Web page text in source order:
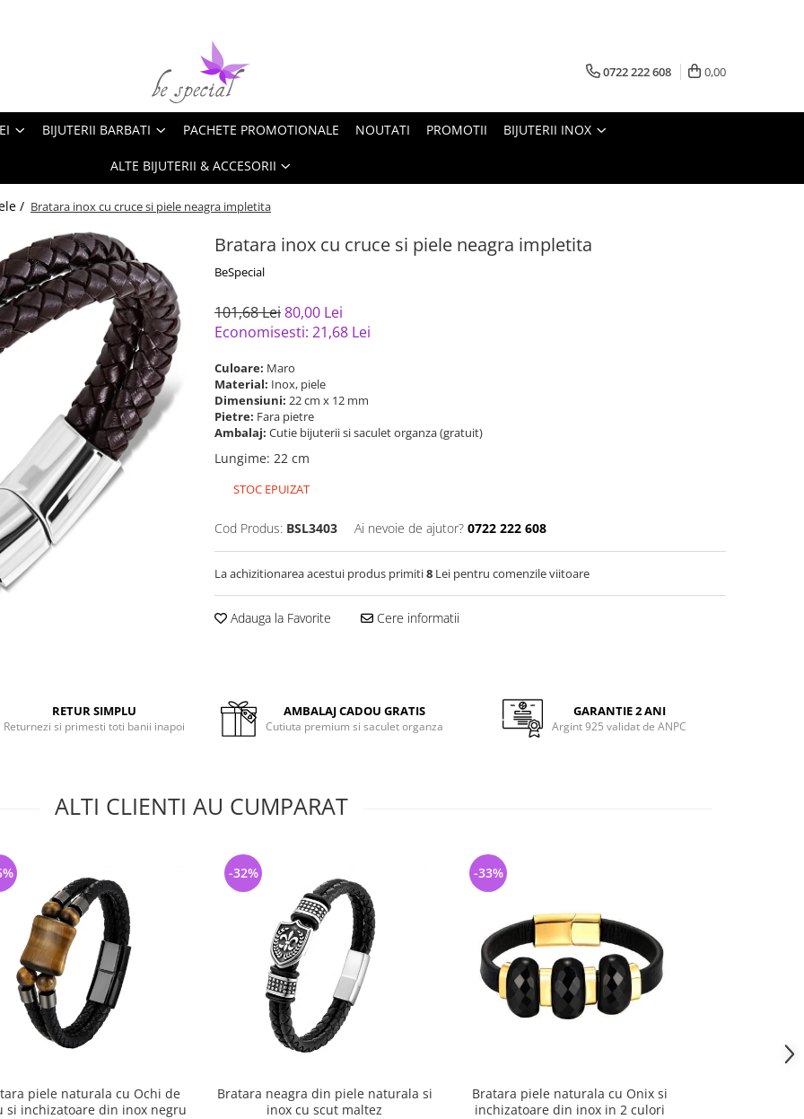
0722 222 608 0,00
BIJUTERII BARBATI PACHETE PROMOTIONALE NOUTATI PROMOTII BIJUTERII INOX
ALTE BIJUTERII & ACCESORII
/ Bratara inox cu cruce si piele neagra impletita
Bratara inox cu cruce si piele neagra impletita
BeSpecial
101,68 Lei80,00 Lei
Economisesti: 21,68 Lei
Culoare: Maro
Material: Inox, piele
Dimensiuni: 22 cm x 12 mm
Pietre: Fara pietre
Ambalaj: Cutie bijuterii si saculet organza (gratuit)
Lungime: 22 cm
STOC EPUIZAT
Cod Produs: BSL3403 Ai nevoie de ajutor? 0722 222 608
La achizitionarea acestui produs primiti8 Lei pentru comenzile viitoare
Adauga la Favorite Cere informatii
RETUR SIMPLU
Returnezi si primesti toti banii inapoi
AMBALAJ CADOU GRATIS
Cutiuta premium si saculet organza
GARANTIE 2 ANI
Argint 925 validat de ANPC
ALTI CLIENTI AU CUMPARAT
piele naturala cu Ochi de
si inchizatoare din inox negru
Bratara neagra din piele naturala si
inox cu scut maltez
-32%
Bratara piele naturala cu Onix si
inchizatoare din inox in 2 culori
-33%